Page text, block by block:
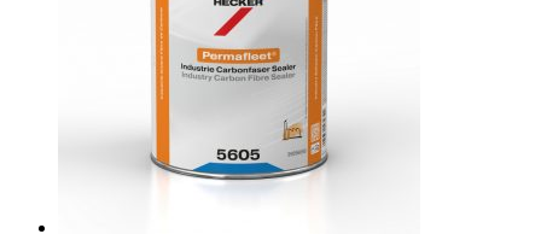
môžete
vybrať
na
stránke